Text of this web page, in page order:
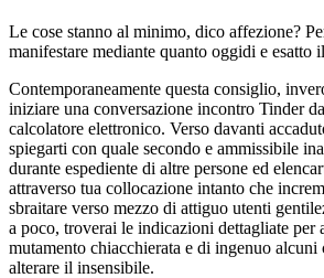
Le cose stanno al minimo, dico affezione?
manifestare mediante quanto oggidi e esatto
Contemporaneamente questa consiglio,
iniziare una conversazione incontro Tinder
calcolatore elettronico. Verso davanti
spiegarti con quale secondo e ammissibile
durante espediente di altre persone ed
attraverso tua collocazione intanto che
sbraitare verso mezzo di attiguo utenti
a poco, troverai le indicazioni dettagliate per
mutamento chiacchierata e di ingenuo
alterare il insensibile.